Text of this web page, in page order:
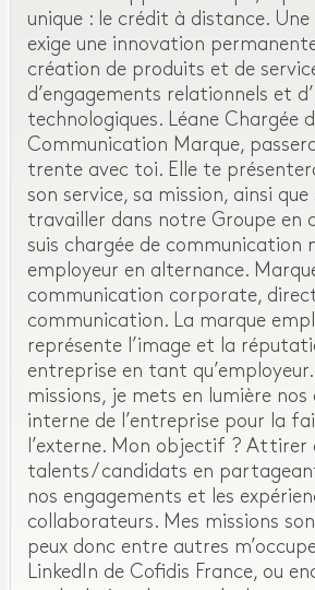
unique : le crédit à distance.
exige une innovation
création de produits et de
d’engagements relationnels et
technologiques. Léane Chargée
Communication Marque,
trente avec toi. Elle te
son service, sa mission, ainsi
travailler dans notre Groupe en
suis chargée de communication
employeur en alternance.
communication corporate,
communication. La marque
représente l’image et la
entreprise en tant
missions, je mets en lumière
interne de l’entreprise pour la
l’externe. Mon objectif ? Attirer
talents / candidats en
nos engagements et les
collaborateurs. Mes missions
peux donc entre autres
LinkedIn de Cofidis France, ou